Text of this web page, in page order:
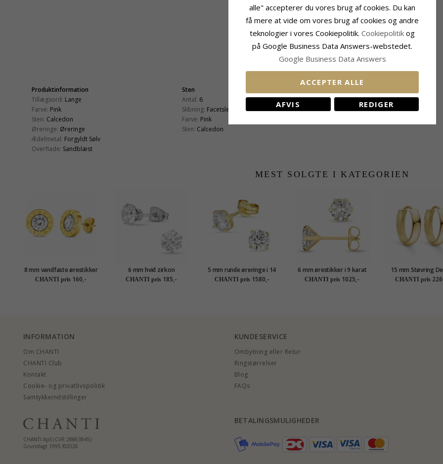
Produktinformation
Tillægsord: Lange
Farve: Pink
Sten: Calcedon
Øreringe: Øreringe
Ædelmetal: Forgyldt Sølv
Overflade: Sandblæst
Sten
Antal: 6
Slibning: Facetsleben
Farve: Pink
Sten: Calcedon
Højde:47,0 mm
Bredde:13,0 mm
MEST SOLGTE I KATEGORIEN
8 mm vandfaste ørestikker
i forgyldt stål - OCEANA
CHANTI pris 160,-
6 mm hvid zirkon
ørestikker i titanium
CHANTI pris 185,-
5 mm runde øreringe i 14
karat guld med zirkon -
Gold Collection
CHANTI pris 1580,-
6 mm ørestikker i 9 karat
guld med zirkon - Gold
Collection
CHANTI pris 1025,-
15 mm Støvring
creoler i 8 karat
CHANTI pris
INFORMATION
Om CHANTI
CHANTI Club
Kontakt
Cookie- og privatlivspolitik
Samtykkeindstillinger
KUNDESERVICE
Ombytning eller Retur
Ringstørrelser
Blog
FAQs
CHANTI ApS (CVR 28863845)
Grundlagt 1995 ©2026
BETALINGSMULIGHEDER
alle" accepterer du vores brug af cookies. Du kan
få mere at vide om vores brug af cookies og andre
teknologier i vores Cookiepolitik. Cookiepolitik og
på Google Business Data Answers-webstedet.
Google Business Data Answers
ACCEPTER ALLE
AFVIS REDIGER